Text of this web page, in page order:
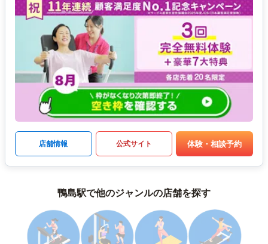
店舗情報 公式サイト 体験・相談予約
鴨島駅で他のジャンルの店舗を探す